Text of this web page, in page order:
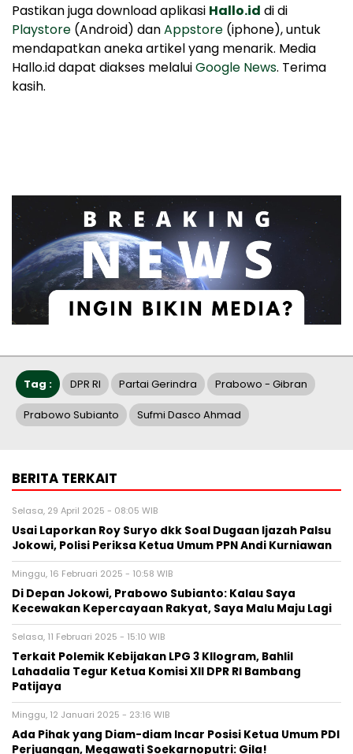
Pastikan juga download aplikasi Hallo.id di di
Playstore (Android) danAppstore (iphone), untuk
mendapatkan aneka artikel yang menarik. Media
Hallo.id dapat diakses melaluiGoogle News. Terima
kasih.
Tag : DPR RI Partai Gerindra Prabowo - Gibran
Prabowo Subianto Sufmi Dasco Ahmad
BERITA TERKAIT
Selasa, 29 April 2025 - 08:05 WIB
Usai Laporkan Roy Suryo dkk Soal Dugaan Ijazah Palsu
Jokowi, Polisi Periksa Ketua Umum PPN Andi Kurniawan
Minggu, 16 Februari 2025 - 10:58 WIB
Di Depan Jokowi, Prabowo Subianto: Kalau Saya
Kecewakan Kepercayaan Rakyat, Saya Malu Maju Lagi
Selasa, 11 Februari 2025 - 15:10 WIB
Terkait Polemik Kebijakan LPG 3 KIlogram, Bahlil
Lahadalia Tegur Ketua Komisi XII DPR RI Bambang
Patijaya
Minggu, 12 Januari 2025 - 23:16 WIB
Ada Pihak yang Diam-diam Incar Posisi Ketua Umum PDI
Perjuangan, Megawati Soekarnoputri: Gila!